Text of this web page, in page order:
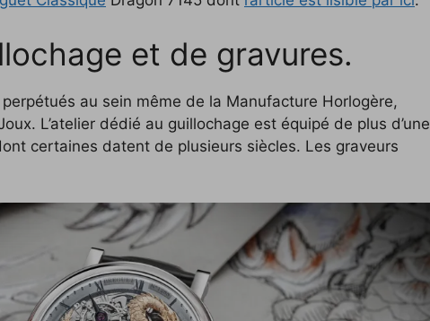
et de gravures.
au sein même de la Manufacture Horlogère,
L’atelier dédié au guillochage est équipé de plus d’une
certaines datent de plusieurs siècles. Les graveurs